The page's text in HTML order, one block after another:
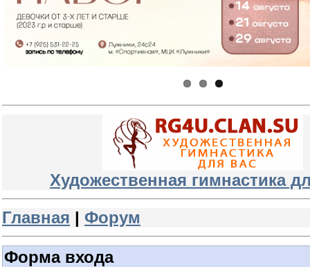
Художественная гимнастика
Главная | Форум
Форма входа